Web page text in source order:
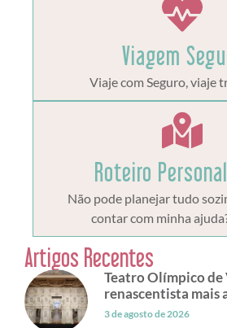
Viagem
Viaje com Seguro, viaje
Roteiro
Não pode planejar tudo
contar com minha
Artigos Recentes
Teatro Olímpico
renascentista mais
3 de agosto de 2026